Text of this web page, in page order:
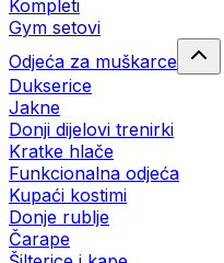
Kompleti
Gym setovi
Odjeća za muškarce
Dukserice
Jakne
Donji dijelovi trenirki
Kratke hlače
Funkcionalna odjeća
Kupaći kostimi
Donje rublje
Čarape